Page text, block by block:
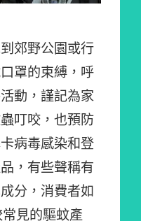
郊野公園或行
罩的束縛，呼
動，謹記為家
叮咬，也預防
病毒感染和登
，有些聲稱有
分，消費者如
見的驅蚊產